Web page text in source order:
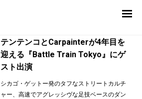
テンテンコとCarpainterが4年目を
迎える『Battle Train Tokyo』にゲ
スト出演
シカゴ・ゲットー発のタフなストリートカルチ
ャー、高速でアグレッシヴな足技ベースのダン
News
Interview
Report